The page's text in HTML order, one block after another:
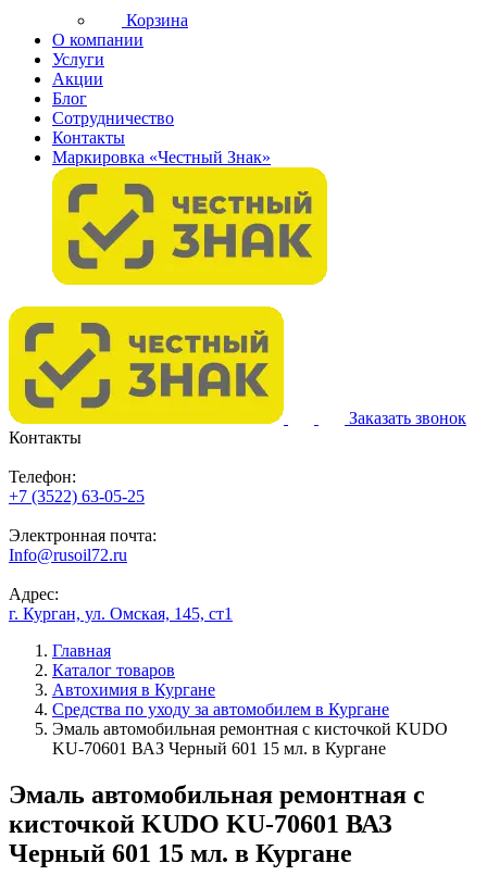
Корзина
О компании
Услуги
Акции
Блог
Сотрудничество
Контакты
Маркировка «Честный Знак»
Заказать звонок
Контакты
Телефон:
+7 (3522) 63-05-25
Электронная почта:
Info@rusoil72.ru
Адрес:
г. Курган, ул. Омская, 145, ст1
Главная
Каталог товаров
Автохимия в Кургане
Средства по уходу за автомобилем в Кургане
Эмаль автомобильная ремонтная с кисточкой KUDO
KU-70601 ВАЗ Черный 601 15 мл. в Кургане
Эмаль автомобильная ремонтная с
кисточкой KUDO KU-70601 ВАЗ
Черный 601 15 мл. в Кургане